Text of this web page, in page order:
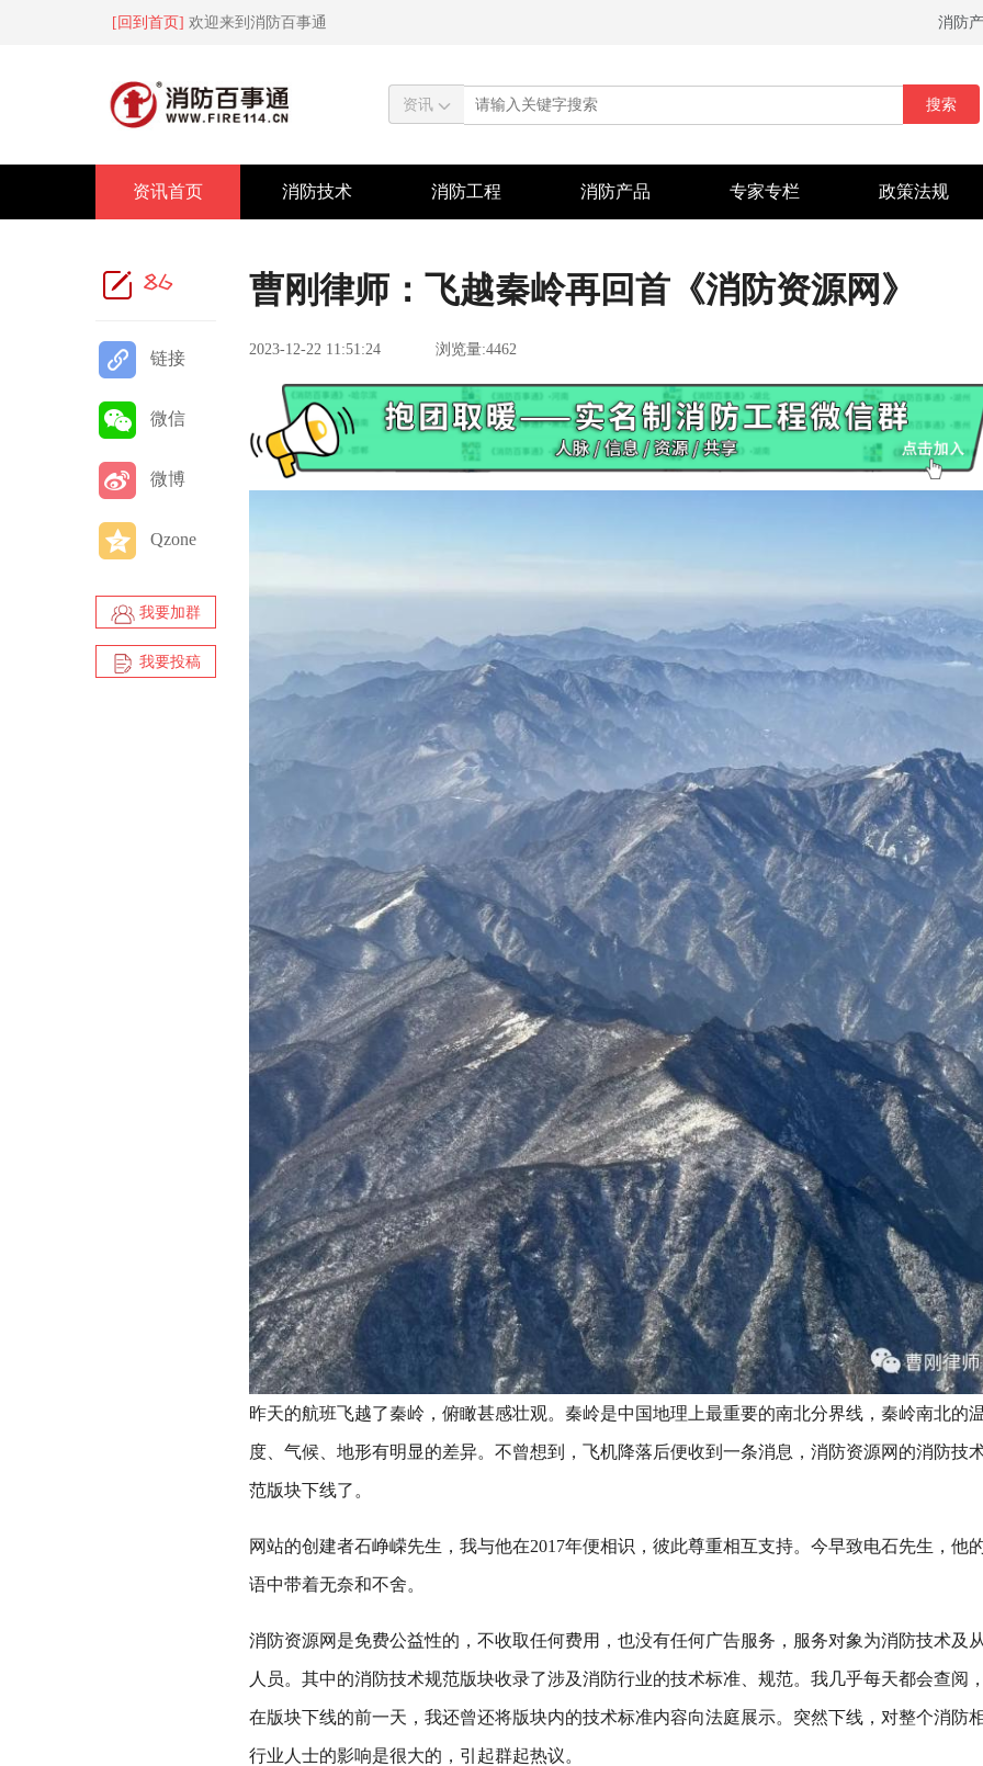
[回到首页] 欢迎来到消防百事通 消防
资讯 搜索
资讯首页 消防技术 消防工程 消防产品 专家专栏 政策法规
86
链接
微信
微博
Qzone
我要加群
我要投稿
曹刚律师：飞越秦岭再回首《消防资源网》
2023-12-22 11:51:24 浏览量:4462
昨天的航班飞越了秦岭，俯瞰甚感壮观。秦岭是中国地理上最重要的南北分界线，秦岭南北的
度、气候、地形有明显的差异。不曾想到，飞机降落后便收到一条消息，消防资源网的消防技
范版块下线了。
网站的创建者石峥嵘先生，我与他在2017年便相识，彼此尊重相互支持。今早致电石先生，他
语中带着无奈和不舍。
消防资源网是免费公益性的，不收取任何费用，也没有任何广告服务，服务对象为消防技术及
人员。其中的消防技术规范版块收录了涉及消防行业的技术标准、规范。我几乎每天都会查阅
在版块下线的前一天，我还曾还将版块内的技术标准内容向法庭展示。突然下线，对整个消防
行业人士的影响是很大的，引起群起热议。